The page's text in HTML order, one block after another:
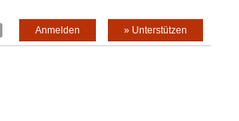
» Unterstützen
Anmelden